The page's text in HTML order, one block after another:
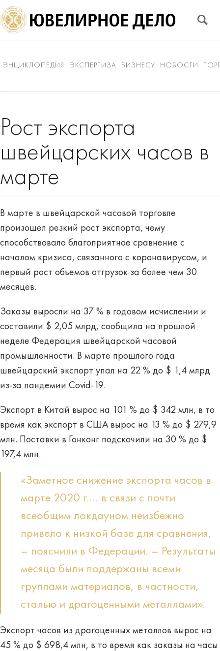
ЭНЦИКЛОПЕДИЯ ЭКСПЕРТИЗА БИЗНЕСУ НОВОСТИ
Рост экспорта
швейцарских часов в
марте
В марте в швейцарской часовой торговле
произошел резкий рост экспорта, чему
способствовало благоприятное сравнение с
началом кризиса, связанного с коронавирусом, и
первый рост объемов отгрузок за более чем 30
месяцев.
Заказы выросли на 37 % в годовом исчислении и
составили $ 2,05 млрд, сообщила на прошлой
неделе Федерация швейцарской часовой
промышленности. В марте прошлого года
швейцарский экспорт упал на 22 % до $ 1,4 млрд
из-за пандемии Covid-19.
Экспорт в Китай вырос на 101 % до $ 342 млн, в то
время как экспорт в США вырос на 13 % до $ 279,9
млн. Поставки в Гонконг подскочили на 30 % до $
197,4 млн.
«Заметное снижение экспорта часов в
марте 2020 г…. в связи с почти
всеобщим локдауном неизбежно
привело к низкой базе для сравнения,
– пояснили в Федерации. – Результаты
месяца были поддержаны всеми
группами материалов, в частности,
сталью и драгоценными металлами».
Экспорт часов из драгоценных металлов вырос на
45 % до $ 698,4 млн, в то время как заказы на часы